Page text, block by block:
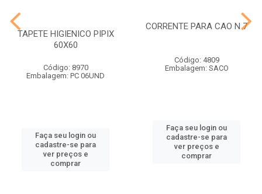
TAPETE HIGIENICO PIPIX
60X60
Código: 8970
Embalagem: PC 06UND
Faça seu login ou
cadastre-se para
ver preços e
comprar
CORRENTE PARA CAO N 7
Código: 4809
Embalagem: SACO
Faça seu login ou
cadastre-se para
ver preços e
comprar